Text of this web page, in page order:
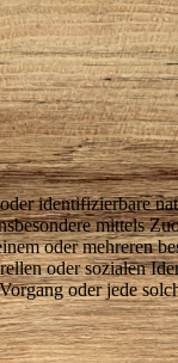
identifizierbare
mittels
oder mehreren
oder sozialen
oder jede